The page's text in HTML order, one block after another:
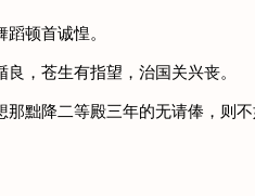
顿首诚惶。
，苍生有指望，治国关兴丧。
黜降二等殿三年的无请俸，则